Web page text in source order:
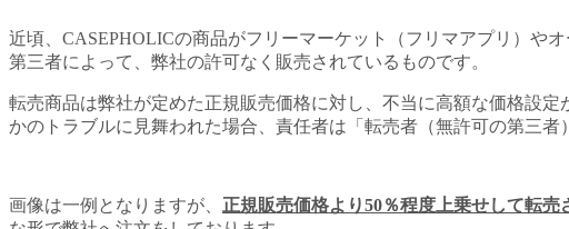
近頃、CASEPHOLICの商品がフリーマーケット（フリマアプリ）や
第三者によって、弊社の許可なく販売されているものです。
転売商品は弊社が定めた正規販売価格に対し、不当に高額な価格設
かのトラブルに見舞われた場合、責任者は「転売者（無許可の第三
画像は一例となりますが、 正規販売価格より50％程度上乗せして転売